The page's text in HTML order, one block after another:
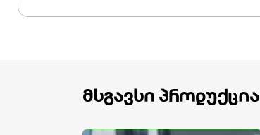
მსგავსი პროდუქცია